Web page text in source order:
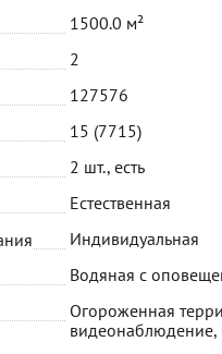
1500.0 м²
2
127576
15 (7715)
2 шт., есть
Естественная
Индивидуальная
Водяная с
Огороженная
видеонаблюдение,